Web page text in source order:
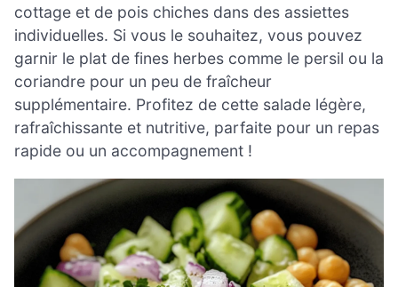
cottage et de pois chiches dans des assiettes
individuelles. Si vous le souhaitez, vous pouvez
garnir le plat de fines herbes comme le persil ou la
coriandre pour un peu de fraîcheur
supplémentaire. Profitez de cette salade légère,
rafraîchissante et nutritive, parfaite pour un repas
rapide ou un accompagnement !